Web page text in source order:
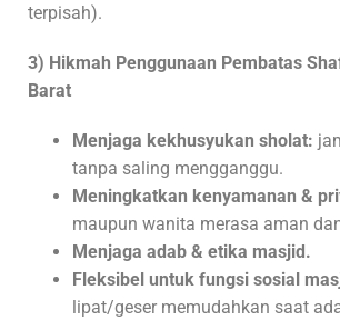
terpisah).
3) Hikmah Penggunaan Pembatas
Barat
Menjaga kekhusyukan sholat:
tanpa saling mengganggu.
Meningkatkan kenyamanan &
maupun wanita merasa aman
Menjaga adab & etika masjid.
Fleksibel untuk fungsi sosial
lipat/geser memudahkan saat